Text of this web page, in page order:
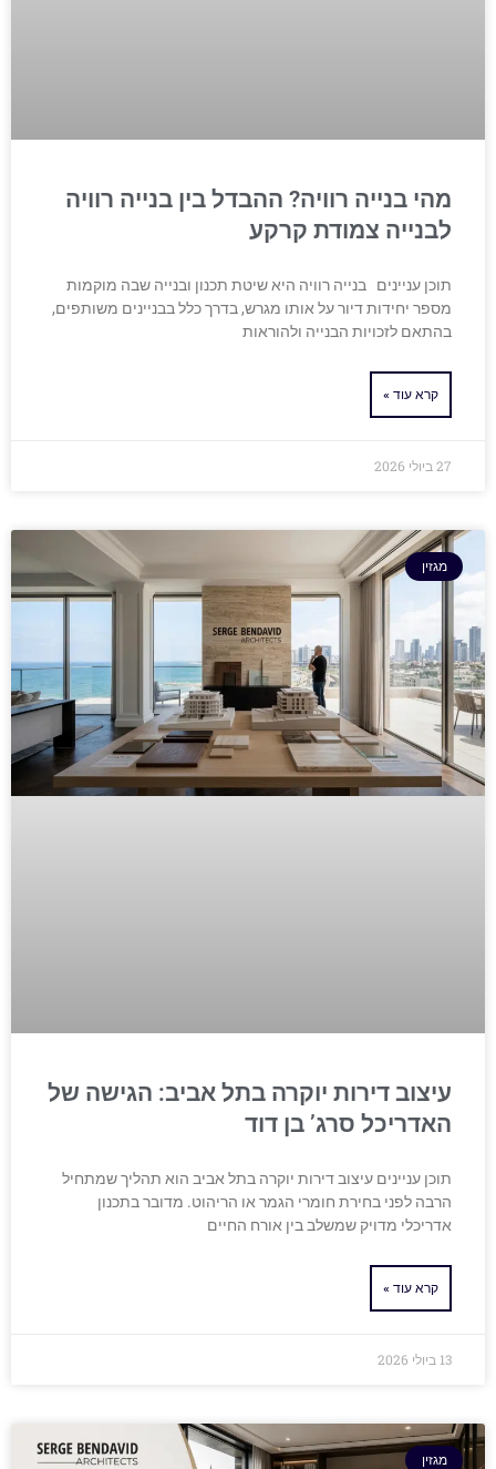
מהי בנייה רוויה? ההבדל בין בנייה רוויה
לבנייה צמודת קרקע
תוכן עניינים בנייה רוויה היא שיטת תכנון ובנייה שבה מוקמות
מספר יחידות דיור על אותו מגרש, בדרך כלל בבניינים משותפים,
בהתאם לזכויות הבנייה ולהוראות
קרא עוד »
27 ביולי 2026
מגזין
עיצוב דירות יוקרה בתל אביב: הגישה של
האדריכל סרג’ בן דוד
תוכן עניינים עיצוב דירות יוקרה בתל אביב הוא תהליך שמתחיל
הרבה לפני בחירת חומרי הגמר או הריהוט. מדובר בתכנון
אדריכלי מדויק שמשלב בין אורח החיים
קרא עוד »
13 ביולי 2026
מגזין